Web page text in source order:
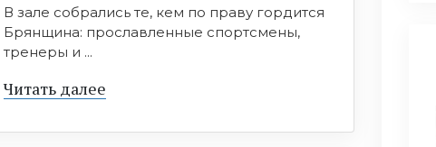
В зале собрались те, кем по праву гордится
Брянщина: прославленные спортсмены,
тренеры и ...
Читать далее